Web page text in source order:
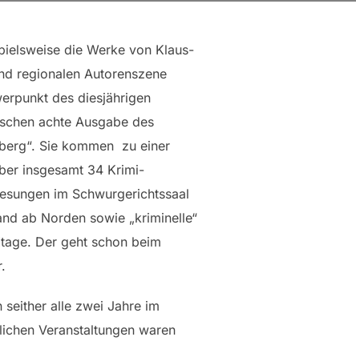
die Werke von Klaus-
regionalen Autorenszene
des diesjährigen
achte Ausgabe des
Sie kommen zu einer
insgesamt 34 Krimi-
im Schwurgerichtssaal
ab Norden sowie „kriminelle“
Der geht schon beim
seither alle zwei Jahre im
Veranstaltungen waren